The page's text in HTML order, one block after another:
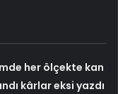
her ölçekte kan
kârlar eksi yazdı